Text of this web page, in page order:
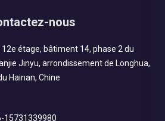
nous
étage, bâtiment 14, phase 2 du
Jinyu, arrondissement de Longhua,
Hainan, Chine
15731339980